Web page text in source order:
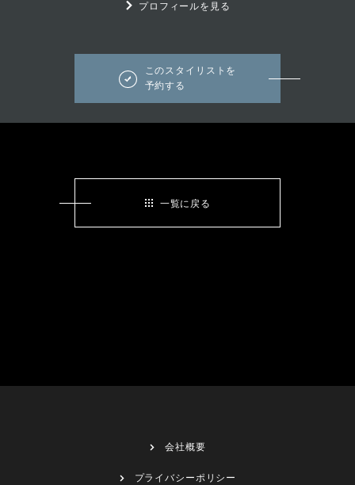
プロフィールを見る
このスタイリストを
予約する
一覧に戻る
会社概要
プライバシーポリシー